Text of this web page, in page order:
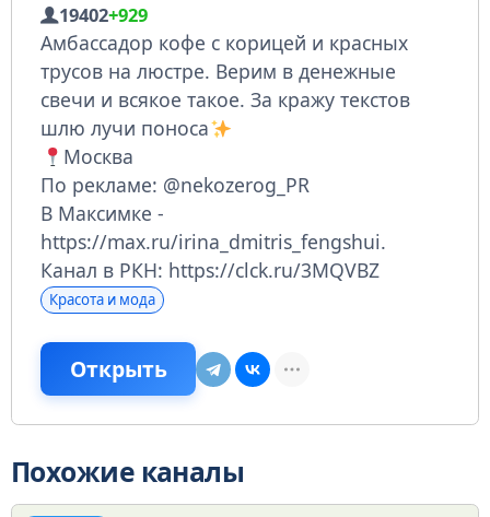
19402+929
Амбассадор кофе с корицей и красных
трусов на люстре. Верим в денежные
свечи и всякое такое. За кражу текстов
шлю лучи поноса
Москва
По рекламе: @nekozerog_PR
В Максимке -
https://max.ru/irina_dmitris_fengshui.
Канал в РКН: https://clck.ru/3MQVBZ
Красота и мода
Открыть
Похожие каналы